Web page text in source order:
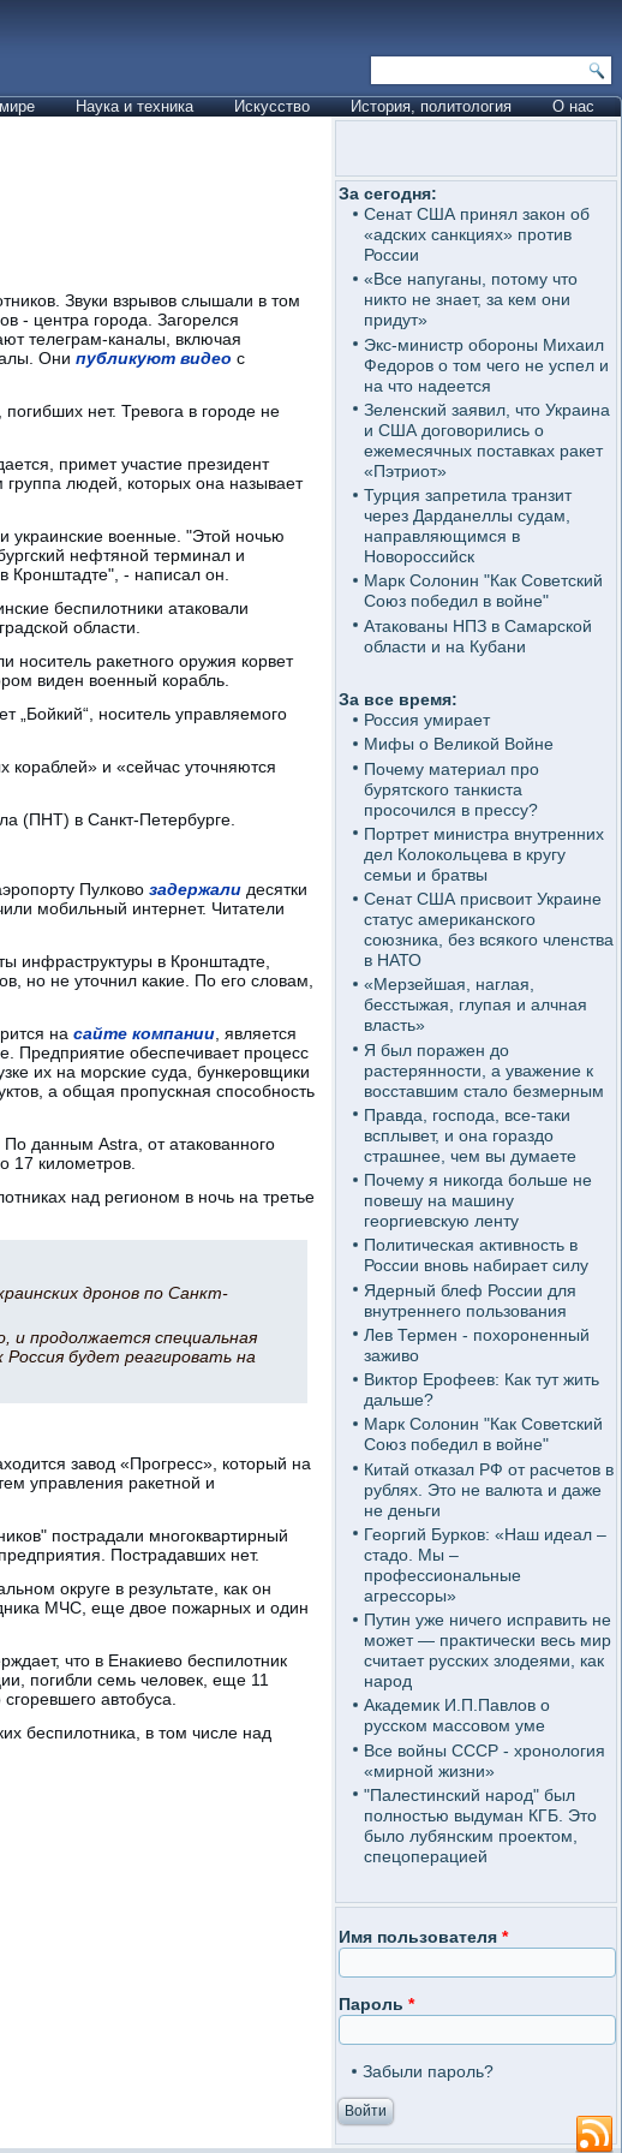
Наука и техника Искусство История, политология О нас
Звуки взрывов слышали в том
- центра города. Загорелся
телеграм-каналы, включая
Они публикуют видео с
нет. Тревога в городе не
примет участие президент
людей, которых она называет
украинские военные. "Этой ночью
нефтяной терминал и
Кронштадте", - написал он.
беспилотники атаковали
области.
носитель ракетного оружия корвет
виден военный корабль.
„Бойкий“, носитель управляемого
и «сейчас уточняются
(ПНТ) в Санкт-Петербурге.
Пулково задержали десятки
мобильный интернет. Читатели
инфраструктуры в Кронштадте,
но не уточнил какие. По его словам,
на сайте компании , является
Предприятие обеспечивает процесс
их на морские суда, бункеровщики
а общая пропускная способность
данным Astra, от атакованного
17 километров.
над регионом в ночь на третье
дронов по Санкт-
и продолжается специальная
будет реагировать на
завод «Прогресс», который на
управления ракетной и
пострадали многоквартирный
Пострадавших нет.
округе в результате, как он
МЧС, еще двое пожарных и один
что в Енакиево беспилотник
погибли семь человек, еще 11
автобуса.
беспилотника, в том числе над
За сегодня:
Сенат США принял закон об
«адских санкциях» против
России
«Все напуганы, потому что
никто не знает, за кем они
придут»
Экс-министр обороны Михаил
Федоров о том чего не успел и
на что надеется
Зеленский заявил, что Украина
и США договорились о
ежемесячных поставках ракет
«Пэтриот»
Турция запретила транзит
через Дарданеллы судам,
направляющимся в
Новороссийск
Марк Солонин "Как Советский
Союз победил в войне"
Атакованы НПЗ в Самарской
области и на Кубани
За все время:
Россия умирает
Мифы о Великой Войне
Почему материал про
бурятского танкиста
просочился в прессу?
Портрет министра внутренних
дел Колокольцева в кругу
семьи и братвы
Сенат США присвоит Украине
статус американского
союзника, без всякого членства
в НАТО
«Мерзейшая, наглая,
бесстыжая, глупая и алчная
власть»
Я был поражен до
растерянности, а уважение к
восставшим стало безмерным
Правда, господа, все-таки
всплывет, и она гораздо
страшнее, чем вы думаете
Почему я никогда больше не
повешу на машину
георгиевскую ленту
Политическая активность в
России вновь набирает силу
Ядерный блеф России для
внутреннего пользования
Лев Термен - похороненный
заживо
Виктор Ерофеев: Как тут жить
дальше?
Марк Солонин "Как Советский
Союз победил в войне"
Китай отказал РФ от расчетов в
рублях. Это не валюта и даже
не деньги
Георгий Бурков: «Наш идеал –
стадо. Мы –
профессиональные
агрессоры»
Путин уже ничего исправить не
может — практически весь мир
считает русских злодеями, как
народ
Академик И.П.Павлов о
русском массовом уме
Все войны СССР - хронология
«мирной жизни»
"Палестинский народ" был
полностью выдуман КГБ. Это
было лубянским проектом,
спецоперацией
Имя пользователя *
Пароль *
Забыли пароль?